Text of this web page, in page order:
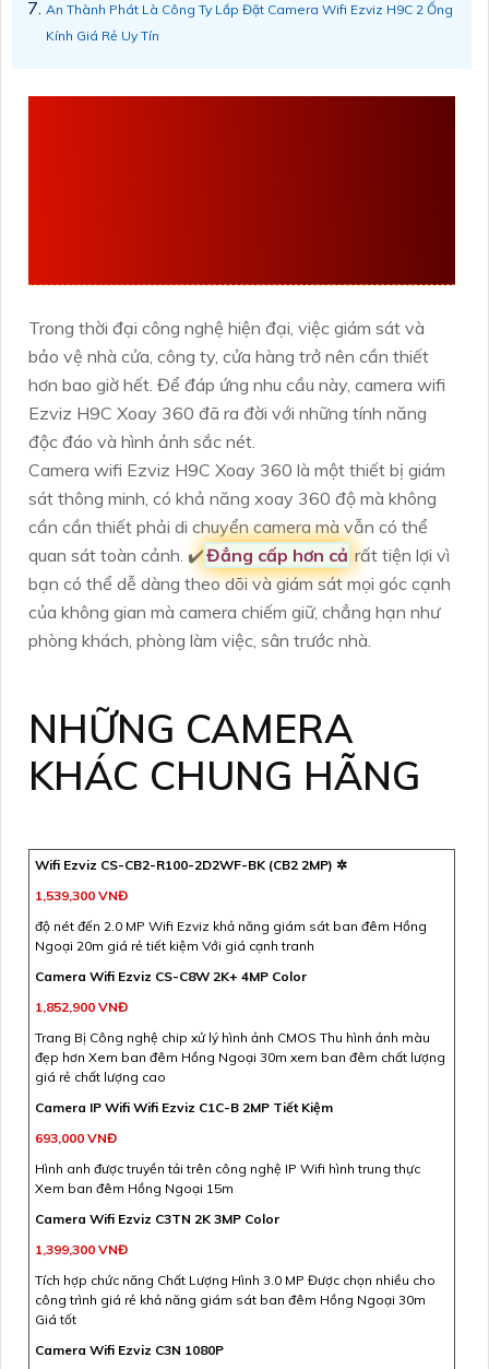
An Thành Phát Là Công Ty Lắp Đặt Camera Wifi Ezviz H9C 2 Ống
Kính Giá Rẻ Uy Tín
Trong thời đại công nghệ hiện đại, việc giám sát và
bảo vệ nhà cửa, công ty, cửa hàng trở nên cần thiết
hơn bao giờ hết. Để đáp ứng nhu cầu này, camera wifi
Ezviz H9C Xoay 360 đã ra đời với những tính năng
độc đáo và hình ảnh sắc nét.
Camera wifi Ezviz H9C Xoay 360 là một thiết bị giám
sát thông minh, có khả năng xoay 360 độ mà không
cần cần thiết phải di chuyển camera mà vẫn có thể
quan sát toàn cảnh. ✔️Đẳng cấp hơn cả rất tiện lợi vì
bạn có thể dễ dàng theo dõi và giám sát mọi góc cạnh
của không gian mà camera chiếm giữ, chẳng hạn như
phòng khách, phòng làm việc, sân trước nhà.
NHỮNG CAMERA
KHÁC CHUNG HÃNG
Wifi Ezviz CS-CB2-R100-2D2WF-BK (CB2 2MP) ✲
1,539,300 VNĐ
độ nét đến 2.0 MP Wifi Ezviz khả năng giám sát ban đêm Hồng
Ngoại 20m giá rẻ tiết kiệm Với giá cạnh tranh
Camera Wifi Ezviz CS-C8W 2K+ 4MP Color
1,852,900 VNĐ
Trang Bị Công nghệ chip xử lý hình ảnh CMOS Thu hình ảnh màu
đẹp hơn Xem ban đêm Hồng Ngoại 30m xem ban đêm chất lượng
giá rẻ chất lượng cao
Camera IP Wifi Wifi Ezviz C1C-B 2MP Tiết Kiệm
693,000 VNĐ
Hình anh được truyền tải trên công nghệ IP Wifi hình trung thực
Xem ban đêm Hồng Ngoại 15m
Camera Wifi Ezviz C3TN 2K 3MP Color
1,399,300 VNĐ
Tích hợp chức năng Chất Lượng Hình 3.0 MP Được chọn nhiều cho
công trình giá rẻ khả năng giám sát ban đêm Hồng Ngoại 30m
Giá tốt
Camera Wifi Ezviz C3N 1080P